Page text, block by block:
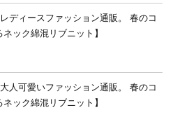
ディースファッション通販。 春のコ
ック綿混リブニット】
人可愛いファッション通販。 春のコ
ック綿混リブニット】